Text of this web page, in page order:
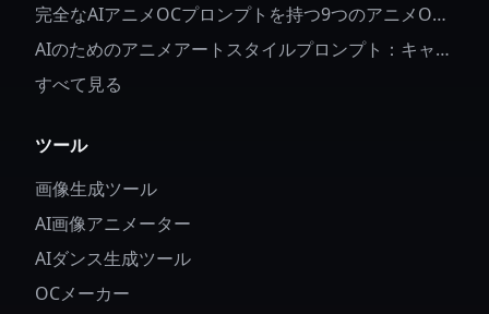
完全なAIアニメOCプロンプトを持つ9つのアニメOC
アイデア
AIのためのアニメアートスタイルプロンプト：キャラ
クターの詳細とスタイルを制御する方法
すべて見る
ツール
画像生成ツール
AI画像アニメーター
AIダンス生成ツール
OCメーカー